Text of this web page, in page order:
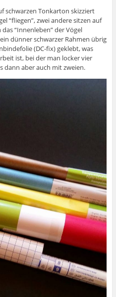
schwarzen Tonkarton skizziert
“fliegen”, zwei andere sitzen auf
“Innenleben” der Vögel
dünner schwarzer Rahmen übrig
(DC-fix) geklebt, was
ist, bei der man locker vier
dann aber auch mit zweien.